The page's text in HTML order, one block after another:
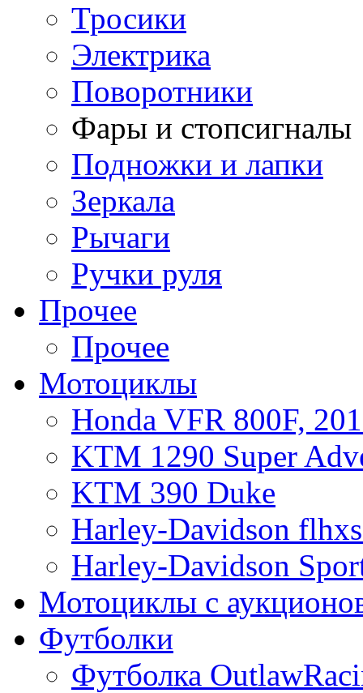
Тросики
Электрика
Поворотники
Фары и стопсигналы
Подножки и лапки
Зеркала
Рычаги
Ручки руля
Прочее
Прочее
Мотоциклы
Honda VFR 800F,
KTM 1290 Super
KTM 390 Duke
Harley-Davidson
Harley-Davidson
Мотоциклы с
Футболки
Футболка